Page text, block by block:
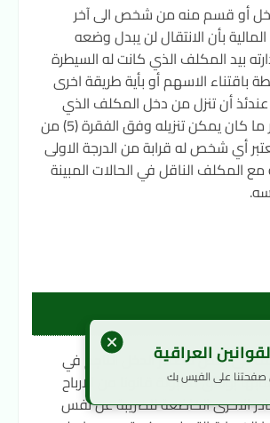
العراقية
على الفيس بك
أو قسم منه من شخص الى آخر
بأن الانتقال لن يبدل وضعه
بيد المكلف الذي كانت له السيطرة
باقتناء الاسهم أو بأية طريقة اخرى
عندئذ أن تنزل من دخل المكلف الذي
انتقل اليه المصدر ما كان يمكن تنزيله وفق الفقرة (5) من
أي شخص له قرابة من الدرجة الاولى
مع المكلف الناقل في الحالات المبينة
في بعض مصادر الدخل الناجم في
بوثائق مقبولة قانونا من الارباح
الاخرى الخاضعة للضريبة عن نفس